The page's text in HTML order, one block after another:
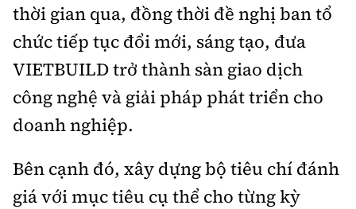
thời gian qua, đồng thời đề nghị ban tổ
chức tiếp tục đổi mới, sáng tạo, đưa
VIETBUILD trở thành sàn giao dịch
công nghệ và giải pháp phát triển cho
doanh nghiệp.
Bên cạnh đó, xây dựng bộ tiêu chí đánh
giá với mục tiêu cụ thể cho từng kỳ